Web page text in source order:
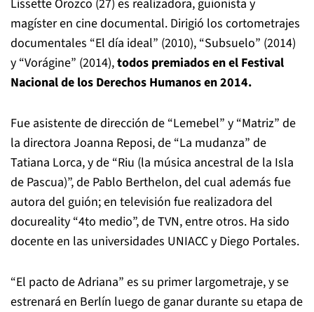
Lissette Orozco (27) es realizadora, guionista y
magíster en cine documental. Dirigió los cortometrajes
documentales “El día ideal” (2010), “Subsuelo” (2014)
y “Vorágine” (2014),todos premiados en el Festival
Nacional de los Derechos Humanos en 2014.
Fue asistente de dirección de “Lemebel” y “Matriz” de
la directora Joanna Reposi, de “La mudanza” de
Tatiana Lorca, y de “Riu (la música ancestral de la Isla
de Pascua)”, de Pablo Berthelon, del cual además fue
autora del guión; en televisión fue realizadora del
docureality “4to medio”, de TVN, entre otros. Ha sido
docente en las universidades UNIACC y Diego Portales.
“El pacto de Adriana” es su primer largometraje, y se
estrenará en Berlín luego de ganar durante su etapa de